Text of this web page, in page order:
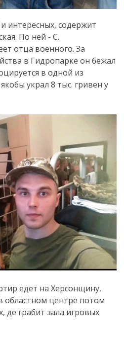
интересных, содержит
По ней - С.
отца военного. За
в Гидропарке он бежал
в одной из
украл 8 тыс. гривен у
едет на Херсонщину,
областном центре потом
де грабит зала игровых